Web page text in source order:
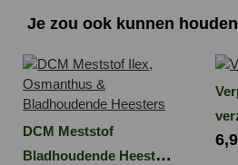
Je zou ook kunnen
DCM Meststof
Bladhoudende Heesters